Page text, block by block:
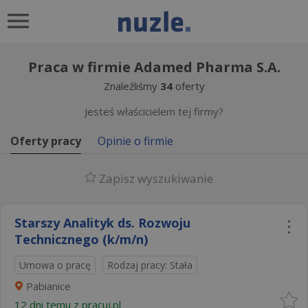
Praca w firmie Adamed Pharma S.A.
Znaleźliśmy 34 oferty
Jesteś właścicielem tej firmy?
Oferty pracy Opinie o firmie
Zapisz wyszukiwanie
Starszy Analityk ds. Rozwoju
Technicznego (k/m/n)
Umowa o pracę Rodzaj pracy: Stała
Pabianice
12 dni temu z pracuj.pl